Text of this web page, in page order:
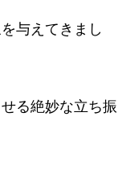
与えてきまし
る絶妙な立ち振